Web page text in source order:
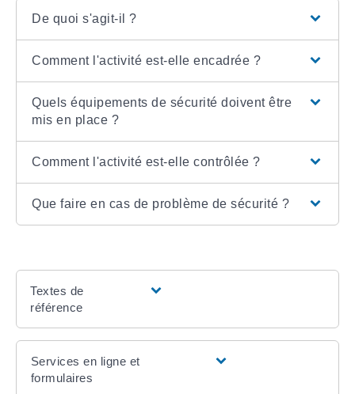
De quoi s'agit-il ?
Comment l'activité est-elle encadrée ?
Quels équipements de sécurité doivent être
mis en place ?
Comment l'activité est-elle contrôlée ?
Que faire en cas de problème de sécurité ?
Textes de
référence
Services en ligne et
formulaires